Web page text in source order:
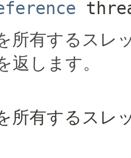
所有するスレ
返します。
所有するスレ